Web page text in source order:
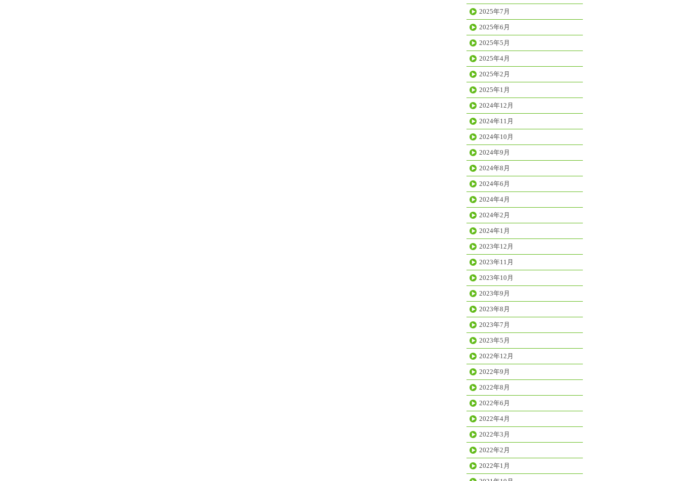
2025年7月
2025年6月
2025年5月
2025年4月
2025年2月
2025年1月
2024年12月
2024年11月
2024年10月
2024年9月
2024年8月
2024年6月
2024年4月
2024年2月
2024年1月
2023年12月
2023年11月
2023年10月
2023年9月
2023年8月
2023年7月
2023年5月
2022年12月
2022年9月
2022年8月
2022年6月
2022年4月
2022年3月
2022年2月
2022年1月